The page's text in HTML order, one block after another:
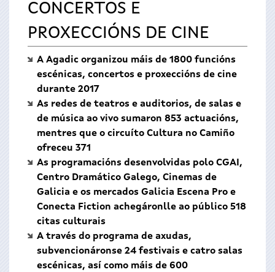
CONCERTOS E
PROXECCIÓNS DE CINE
A Agadic organizou máis de 1800 funcións
escénicas, concertos e proxeccións de cine
durante 2017
As redes de teatros e auditorios, de salas e
de música ao vivo sumaron 853 actuacións,
mentres que o circuíto Cultura no Camiño
ofreceu 371
As programacións desenvolvidas polo CGAI,
Centro Dramático Galego, Cinemas de
Galicia e os mercados Galicia Escena Pro e
Conecta Fiction achegáronlle ao público 518
citas culturais
A través do programa de axudas,
subvencionáronse 24 festivais e catro salas
escénicas, así como máis de 600